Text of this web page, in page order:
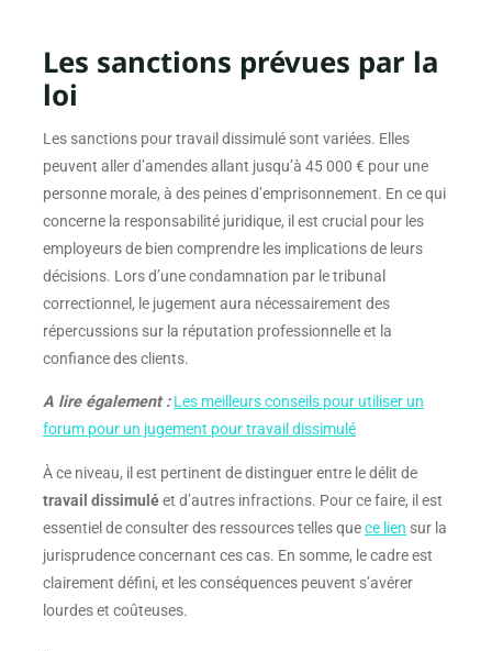
Les sanctions prévues par la
loi
Les sanctions pour travail dissimulé sont variées. Elles
peuvent aller d’amendes allant jusqu’à 45 000 € pour une
personne morale, à des peines d’emprisonnement. En ce qui
concerne la responsabilité juridique, il est crucial pour les
employeurs de bien comprendre les implications de leurs
décisions. Lors d’une condamnation par le tribunal
correctionnel, le jugement aura nécessairement des
répercussions sur la réputation professionnelle et la
confiance des clients.
A lire également : Les meilleurs conseils pour utiliser un
forum pour un jugement pour travail dissimulé
À ce niveau, il est pertinent de distinguer entre le délit de
travail dissimuléet d’autres infractions. Pour ce faire, il est
essentiel de consulter des ressources telles quece lien sur la
jurisprudence concernant ces cas. En somme, le cadre est
clairement défini, et les conséquences peuvent s’avérer
lourdes et coûteuses.